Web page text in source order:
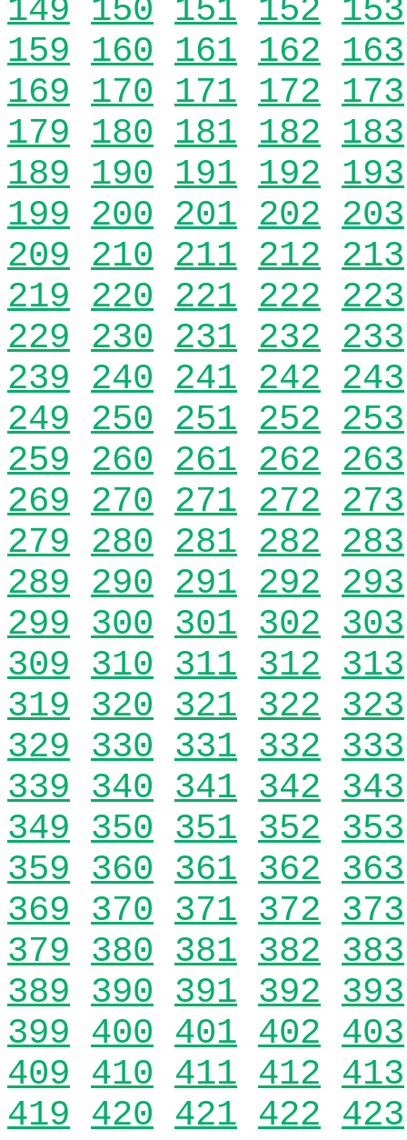
149 150 151 152 153
159 160 161 162 163
169 170 171 172 173
179 180 181 182 183
189 190 191 192 193
199 200 201 202 203
209 210 211 212 213
219 220 221 222 223
229 230 231 232 233
239 240 241 242 243
249 250 251 252 253
259 260 261 262 263
269 270 271 272 273
279 280 281 282 283
289 290 291 292 293
299 300 301 302 303
309 310 311 312 313
319 320 321 322 323
329 330 331 332 333
339 340 341 342 343
349 350 351 352 353
359 360 361 362 363
369 370 371 372 373
379 380 381 382 383
389 390 391 392 393
399 400 401 402 403
409 410 411 412 413
419 420 421 422 423